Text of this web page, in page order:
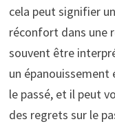
cela peut signifier
réconfort dans une
souvent être
un
le passé, et il peut
des regrets sur le